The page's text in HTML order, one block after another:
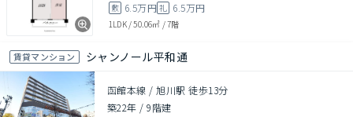
敷 6.5万円礼 6.5万円
1LDK/50.06㎡ /7階
賃貸マンション シャンノール平和通
函館本線 / 旭川駅 徒歩13分
築22年 /9階建